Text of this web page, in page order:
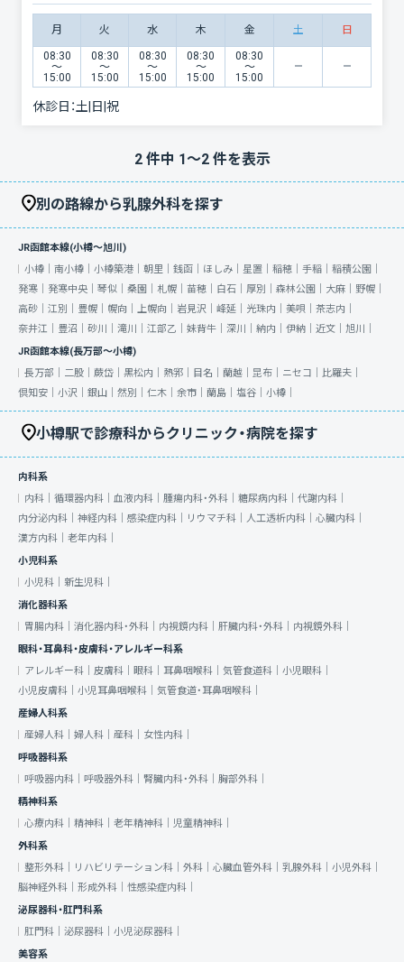
月 火 水 木 金 土 日
08:30
〜
15:00
08:30
〜
15:00
08:30
〜
15:00
08:30
〜
15:00
08:30
〜
15:00
休診日：土|日|祝
2件中 1〜2件を表示
別の路線から乳腺外科を探す
JR函館本線(小樽～旭川)
小樽｜ 南小樽｜ 小樽築港｜ 朝里｜ 銭函｜ ほしみ｜ 星置｜ 稲穂｜ 手稲｜ 稲積公園｜
発寒｜ 発寒中央｜ 琴似｜ 桑園｜ 札幌｜ 苗穂｜ 白石｜ 厚別｜ 森林公園｜ 大麻｜ 野幌｜
高砂｜ 江別｜ 豊幌｜ 幌向｜ 上幌向｜ 岩見沢｜ 峰延｜ 光珠内｜ 美唄｜ 茶志内｜
奈井江｜ 豊沼｜ 砂川｜ 滝川｜ 江部乙｜ 妹背牛｜ 深川｜ 納内｜ 伊納｜ 近文｜ 旭川｜
JR函館本線(長万部～小樽)
長万部｜ 二股｜ 蕨岱｜ 黒松内｜ 熱郛｜ 目名｜ 蘭越｜ 昆布｜ ニセコ｜ 比羅夫｜
倶知安｜ 小沢｜ 銀山｜ 然別｜ 仁木｜ 余市｜ 蘭島｜ 塩谷｜ 小樽｜
小樽駅で診療科からクリニック・病院を探す
内科系
内科｜ 循環器内科｜ 血液内科｜ 腫瘍内科・外科｜ 糖尿病内科｜ 代謝内科｜
内分泌内科｜ 神経内科｜ 感染症内科｜ リウマチ科｜ 人工透析内科｜ 心臓内科｜
漢方内科｜ 老年内科｜
小児科系
小児科｜ 新生児科｜
消化器科系
胃腸内科｜ 消化器内科・外科｜ 内視鏡内科｜ 肝臓内科・外科｜ 内視鏡外科｜
眼科・耳鼻科・皮膚科・アレルギー科系
アレルギー科｜ 皮膚科｜ 眼科｜ 耳鼻咽喉科｜ 気管食道科｜ 小児眼科｜
小児皮膚科｜ 小児耳鼻咽喉科｜ 気管食道・耳鼻咽喉科｜
産婦人科系
産婦人科｜ 婦人科｜ 産科｜ 女性内科｜
呼吸器科系
呼吸器内科｜ 呼吸器外科｜ 腎臓内科・外科｜ 胸部外科｜
精神科系
心療内科｜ 精神科｜ 老年精神科｜ 児童精神科｜
外科系
整形外科｜
リハビリテーション科｜ 外科｜ 心臓血管外科｜ 乳腺外科｜ 小児外科｜
脳神経外科｜ 形成外科｜ 性感染症内科｜
泌尿器科・肛門科系
肛門科｜ 泌尿器科｜ 小児泌尿器科｜
美容系